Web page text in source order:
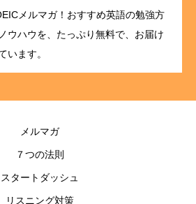
メルマガ！おすすめ英語の勉強方
ウハウを、たっぷり無料で、お届け
います。
メルマガ
７つの法則
スタートダッシュ
リスニング対策